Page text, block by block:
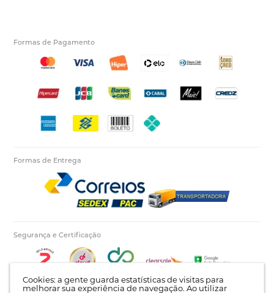
Cookies: a gente guarda estatísticas de visitas para
melhorar sua experiência de navegação. Ao utilizar
Formas de Pagamento
Formas de Entrega
Segurança e Certificação